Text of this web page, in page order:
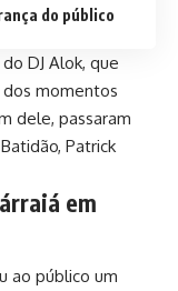
do público
DJ Alok, que
momentos
dele, passaram
Patrick
em
ao público um